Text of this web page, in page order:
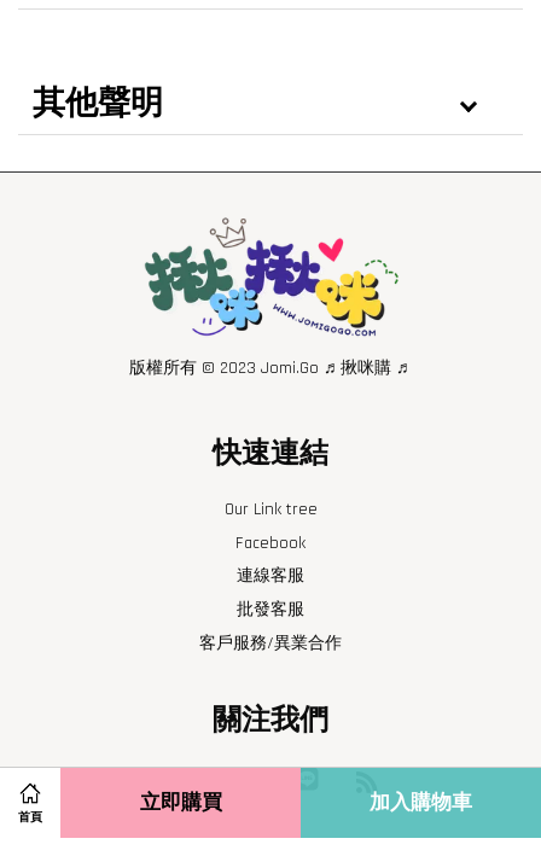
首頁
立即購買 加入購物車
其他聲明
版權所有 © 2023 Jomi.Go ♬揪咪購 ♬
快速連結
Our Link tree
Facebook
連線客服
批發客服
客戶服務/異業合作
關注我們